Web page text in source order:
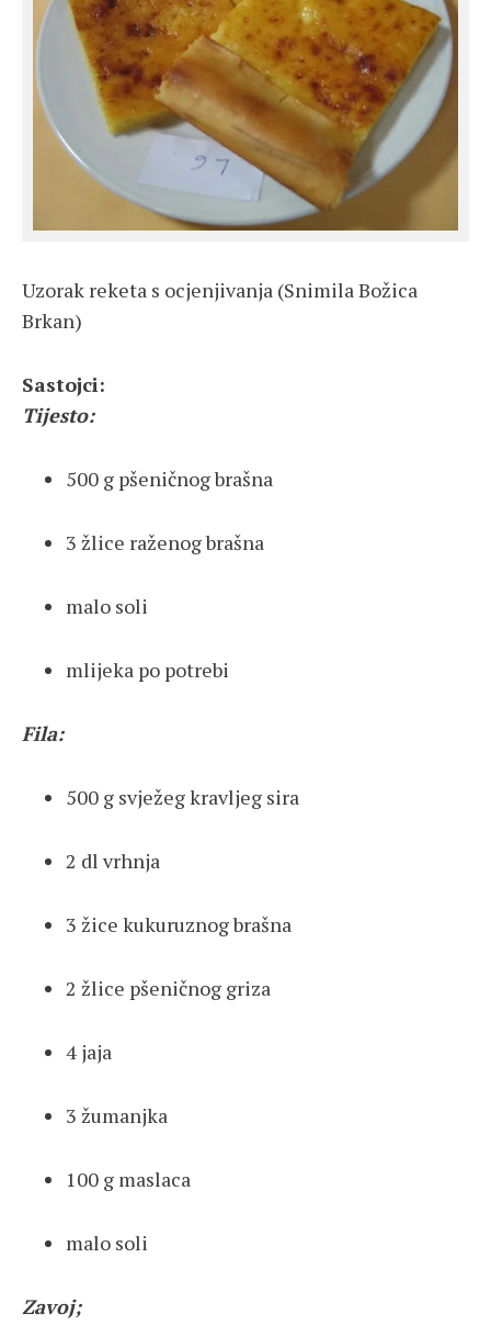
Uzorak reketa s ocjenjivanja (Snimila Božica
Brkan)
Sastojci:
Tijesto:
500 g pšeničnog brašna
3 žlice raženog brašna
malo soli
mlijeka po potrebi
Fila:
500 g svježeg kravljeg sira
2 dl vrhnja
3 žice kukuruznog brašna
2 žlice pšeničnog griza
4 jaja
3 žumanjka
100 g maslaca
malo soli
Zavoj;